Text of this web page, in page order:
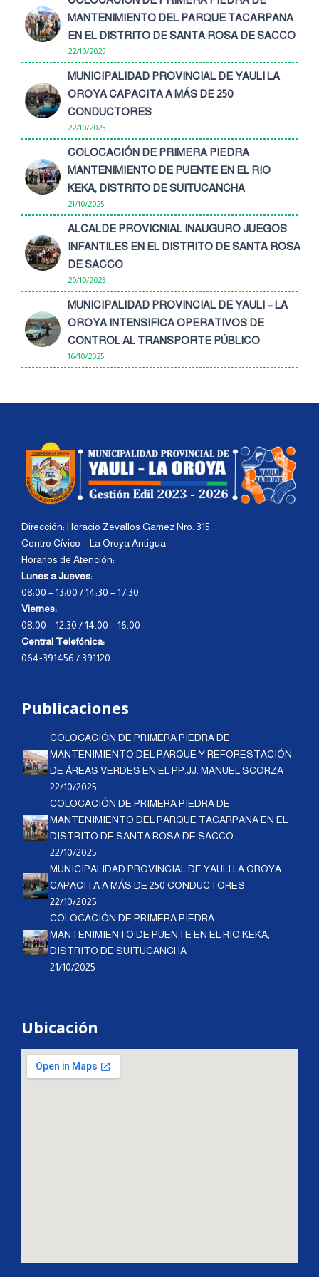
MANTENIMIENTO DEL PARQUE TACARPANA
EN EL DISTRITO DE SANTA ROSA DE SACCO
22/10/2025
MUNICIPALIDAD PROVINCIAL DE YAULI LA
OROYA CAPACITA A MÁS DE 250
CONDUCTORES
22/10/2025
COLOCACIÓN DE PRIMERA PIEDRA
MANTENIMIENTO DE PUENTE EN EL RIO
KEKA, DISTRITO DE SUITUCANCHA
21/10/2025
ALCALDE PROVICNIAL INAUGURO JUEGOS
INFANTILES EN EL DISTRITO DE SANTA ROSA
DE SACCO
20/10/2025
MUNICIPALIDAD PROVINCIAL DE YAULI – LA
OROYA INTENSIFICA OPERATIVOS DE
CONTROL AL TRANSPORTE PÚBLICO
16/10/2025
Dirección: Horacio Zevallos Gamez Nro. 315
Centro Cívico – La Oroya Antigua
Horarios de Atención:
Lunes a Jueves:
08:00 – 13:00 / 14:30 – 17:30
Viernes:
08:00 – 12:30 / 14:00 – 16:00
Central Telefónica:
064-391456 / 391120
Publicaciones
COLOCACIÓN DE PRIMERA PIEDRA DE
MANTENIMIENTO DEL PARQUE Y REFORESTACIÓN
DE ÁREAS VERDES EN EL PP.JJ. MANUEL SCORZA
22/10/2025
COLOCACIÓN DE PRIMERA PIEDRA DE
MANTENIMIENTO DEL PARQUE TACARPANA EN EL
DISTRITO DE SANTA ROSA DE SACCO
22/10/2025
MUNICIPALIDAD PROVINCIAL DE YAULI LA OROYA
CAPACITA A MÁS DE 250 CONDUCTORES
22/10/2025
COLOCACIÓN DE PRIMERA PIEDRA
MANTENIMIENTO DE PUENTE EN EL RIO KEKA,
DISTRITO DE SUITUCANCHA
21/10/2025
Ubicación